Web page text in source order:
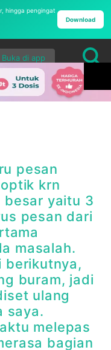
hingga pengingat
Download
Buka di app
pesan
krn
besar yaitu 3
pesan dari
masalah.
berikutnya,
buram, jadi
ulang
saya.
melepas
bagian